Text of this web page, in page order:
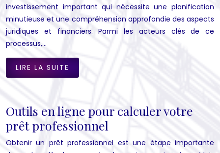
investissement important qui nécessite une planification
minutieuse et une compréhension approfondie des aspects
juridiques et financiers. Parmi les acteurs clés de ce
processus,…
LIRE LA SUITE
Outils en ligne pour calculer votre
prêt professionnel
Obtenir un prêt professionnel est une étape importante